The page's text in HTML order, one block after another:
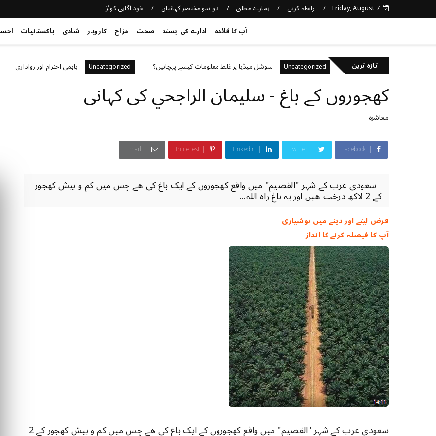
Friday, August 7 رابطہ کریں ہمارے مطلق دو سو مختصر کہانیاں خود آگاہی کوئز
آپ کا فائدہ ادارے_کی_پسند صحت مزاح کاروبار شادی پاکستانیات
تازہ ترینکا خیال رکھتے ہیں؟ Uncategorized سوشل میڈیا پر غلط معلومات کیسے پہچانیں؟ Uncategorized باہمی احترام اور رواداری
کھجوروں کے باغ - سلیمان الراجحي کی کہانی
معاشرہ
Facebook
Twitter
Linkedin
Pinterest
Email
سعودی عرب کے شہر "القصیم" میں واقع کھجوروں کے ایک باغ کی ھے جِس میں کم و بیش کھجور
کے 2 لاکھ درخت ھیں اور یہ باغ راہِ اللہ...
قرض لینے اور دینے میں ہوشیاری
آپ کا فیصلہ کرنے کا انداز
سعودی عرب کے شہر "القصیم" میں واقع کھجوروں کے ایک باغ کی ھے جِس میں کم و بیش کھجور کے 2